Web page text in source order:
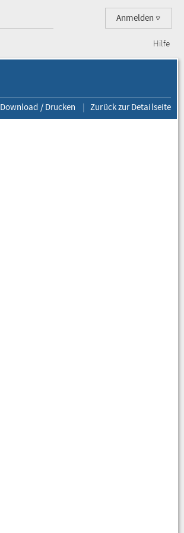
Anmelden
Hilfe
Download / Drucken Zurück zur Detailseite